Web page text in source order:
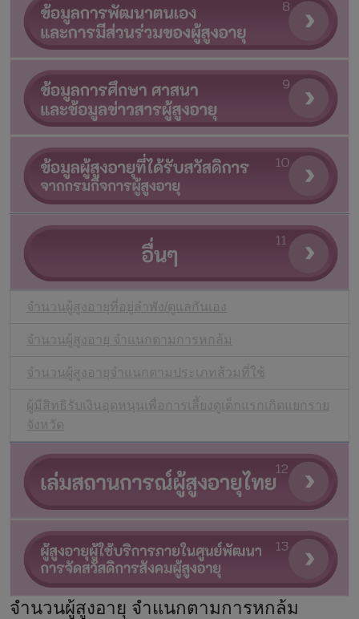
จำนวนผู้สูงอายุที่อยู่ลำพัง/ดูแลกันเอง
จำนวนผู้สูงอายุ จำแนกตามการหกล้ม
จำนวนผู้สูงอายุจำแนกตามประเภทส้วมที่ใช้
ผู้มีสิทธิรับเงินอุดหนุนเพื่อการเลี้ยงดูเด็กแรกเกิดแยกราย
จังหวัด
จำนวนผู้สูงอายุ จำแนกตามการหกล้ม